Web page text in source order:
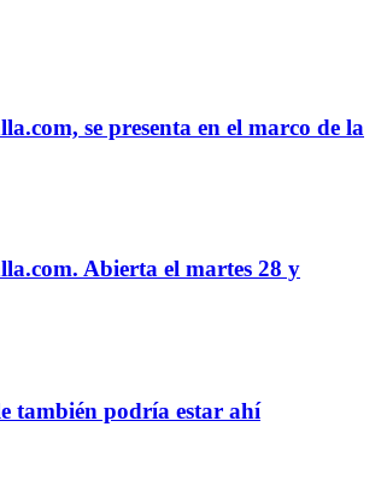
se presenta en el marco de la
Abierta el martes 28 y
también podría estar ahí